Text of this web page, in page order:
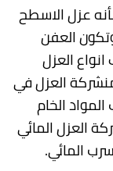
عزل الاسطح
العفن
العزل
العزل في
الخام
العزل المائي
المائي.